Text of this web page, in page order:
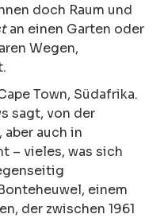
doch Raum und
an einen Garten oder
Wegen,
Town, Südafrika.
sagt, von der
auch in
– vieles, was sich
einem
der zwischen 1961